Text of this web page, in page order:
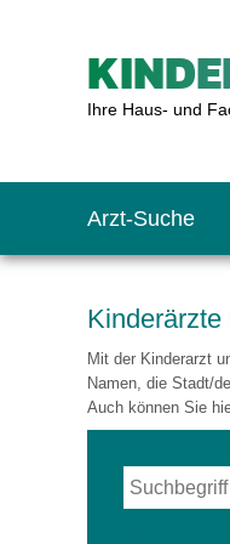
Ihre Haus- und
Arzt-Suche
Kinderärzte
Mit der Kinderarzt
Namen, die Stadt/
Auch können Sie